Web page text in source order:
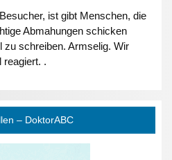
ist gibt Menschen, die
Abmahungen schicken
zu schreiben. Armselig. Wir
reagiert. .
– DoktorABC